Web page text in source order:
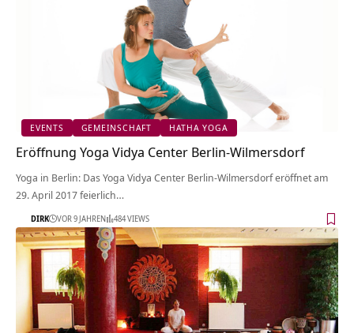
EVENTS GEMEINSCHAFT HATHA YOGA
Eröffnung Yoga Vidya Center Berlin-Wilmersdorf
Yoga in Berlin: Das Yoga Vidya Center Berlin-Wilmersdorf eröffnet am
29. April 2017 feierlich…
DIRK VOR 9 JAHREN 484 VIEWS